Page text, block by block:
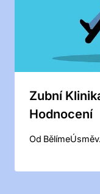
Zubní
Hodnocení
Od